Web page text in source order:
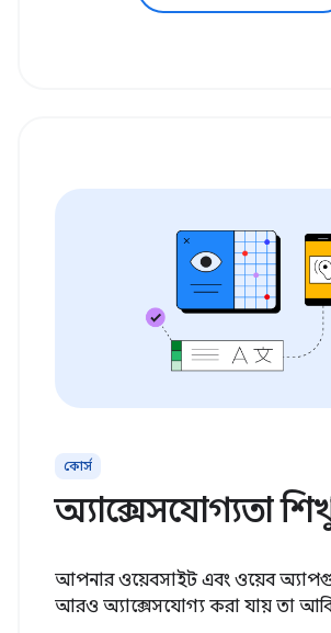
কোর্স
অ্যাক্সেসযোগ্যতা
আপনার ওয়েবসাইট এবং ওয়েব
আরও অ্যাক্সেসযোগ্য করা যায় তা